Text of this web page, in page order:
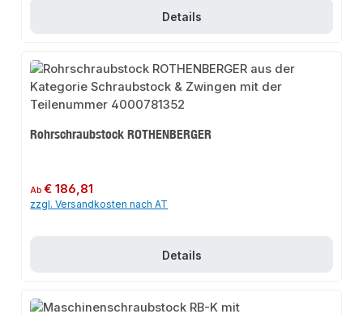
Details
Rohrschraubstock ROTHENBERGER
Regulärer Preis:
Ab€ 186,81
zzgl. Versandkosten nach AT
Details